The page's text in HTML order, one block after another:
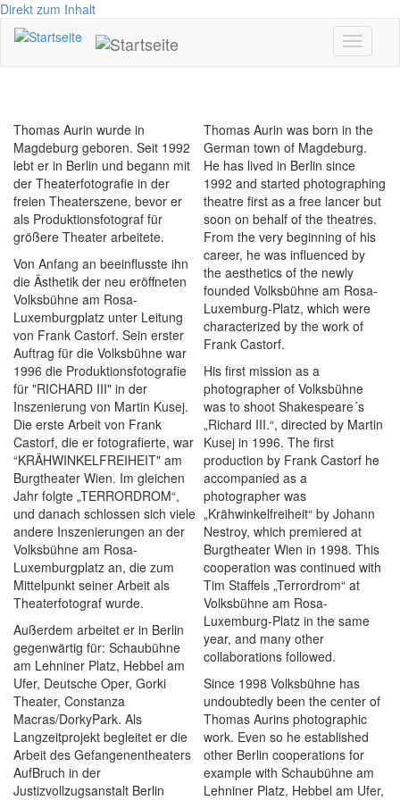
Direkt zum Inhalt
Toggle
Thomas Aurin wurde in
Magdeburg geboren. Seit 1992
lebt er in Berlin und begann mit
der Theaterfotografie in der
freien Theaterszene, bevor er
als Produktionsfotograf für
größere Theater arbeitete.
Von Anfang an beeinflusste ihn
die Ästhetik der neu eröffneten
Volksbühne am Rosa-
Luxemburgplatz unter Leitung
von Frank Castorf. Sein erster
Auftrag für die Volksbühne war
1996 die Produktionsfotografie
für "RICHARD III" in der
Inszenierung von Martin Kusej.
Die erste Arbeit von Frank
Castorf, die er fotografierte, war
“KRÄHWINKELFREIHEIT" am
Burgtheater Wien. Im gleichen
Jahr folgte „TERRORDROM“,
und danach schlossen sich viele
andere Inszenierungen an der
Volksbühne am Rosa-
Luxemburgplatz an, die zum
Mittelpunkt seiner Arbeit als
Theaterfotograf wurde.
Außerdem arbeitet er in Berlin
gegenwärtig für: Schaubühne
am Lehniner Platz, Hebbel am
Ufer, Deutsche Oper, Gorki
Theater, Constanza
Macras/DorkyPark. Als
Langzeitprojekt begleitet er die
Arbeit des Gefangenentheaters
AufBruch in der
Justizvollzugsanstalt Berlin
Thomas Aurin was born in the
German town of Magdeburg.
He has lived in Berlin since
1992 and started photographing
theatre first as a free lancer but
soon on behalf of the theatres.
From the very beginning of his
career, he was influenced by
the aesthetics of the newly
founded Volksbühne am Rosa-
Luxemburg-Platz, which were
characterized by the work of
Frank Castorf.
His first mission as a
photographer of Volksbühne
was to shoot Shakespeare´s
„Richard III.“, directed by Martin
Kusej in 1996. The first
production by Frank Castorf he
accompanied as a
photographer was
„Krähwinkelfreiheit“ by Johann
Nestroy, which premiered at
Burgtheater Wien in 1998. This
cooperation was continued with
Tim Staffels „Terrordrom“ at
Volksbühne am Rosa-
Luxemburg-Platz in the same
year, and many other
collaborations followed.
Since 1998 Volksbühne has
undoubtedly been the center of
Thomas Aurins photographic
work. Even so he established
other Berlin cooperations for
example with Schaubühne am
Lehniner Platz, Hebbel am Ufer,